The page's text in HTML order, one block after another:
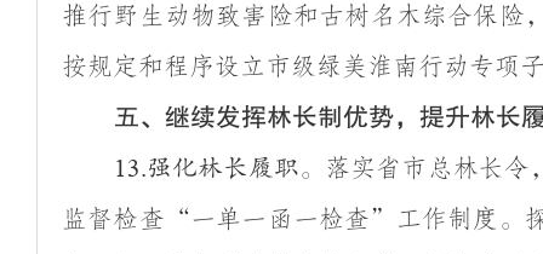
推行野生动物致害险和古树名木综合保险
按规定和程序设立市级绿美淮南行动专项
五、继续发挥林长制优势，提升林长
13.强化林长履职。 落实省市总林长令
监督检查 “一单一函一检查” 工作制度。